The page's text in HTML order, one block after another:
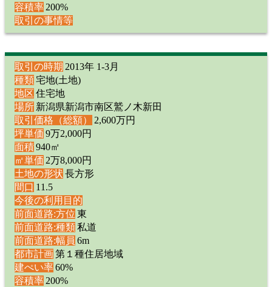
容積率200%
取引の事情等
取引の時期 2013年 1-3月
種類 宅地(土地)
地区 住宅地
場所 新潟県新潟市南区鷲ノ木新田
取引価格（総額）
2,600万円
坪単価 9万2,000円
面積940㎡
㎡単価 2万8,000円
土地の形状 長方形
間口 11.5
今後の利用目的
前面道路:方位 東
前面道路:種類 私道
前面道路:幅員 6m
都市計画 第１種住居地域
建ぺい率60%
容積率200%